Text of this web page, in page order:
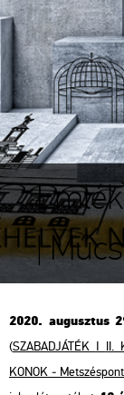
|
2020. au­gusz­tus
(SZA­BAD­JÁ­TÉK ǀ II.
KONOK ‒